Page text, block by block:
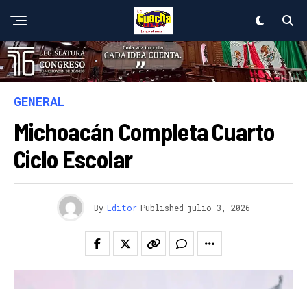
GENERAL
Michoacán Completa Cuarto
Ciclo Escolar
By Editor Published julio 3, 2026